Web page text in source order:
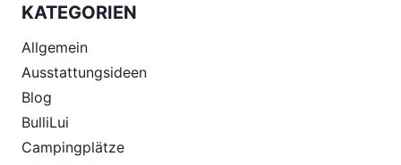
KATEGORIEN
Allgemein
Ausstattungsideen
Blog
BulliLui
Campingplätze